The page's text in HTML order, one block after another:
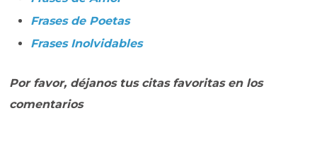
Frases de Poetas
Frases Inolvidables
Por favor, déjanos tus citas favoritas en los
comentarios